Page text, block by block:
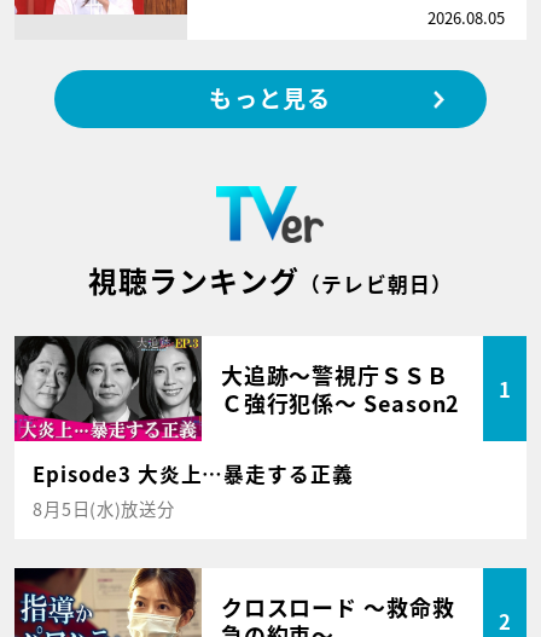
2026.08.05
もっと見る
視聴ランキング （テレビ朝日）
大追跡～警視庁ＳＳＢ
Ｃ強行犯係～ Season2
1
Episode3 大炎上…暴走する正義
8月5日(水)放送分
クロスロード ～救命救
2